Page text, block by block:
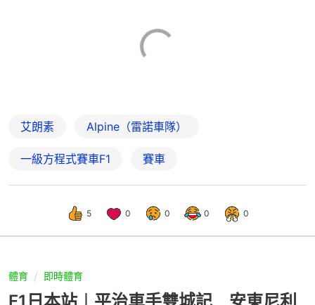
艾朗素 Alpine（雷諾車隊）
一級方程式賽車F1 賽車
5 0 0 0 0
體育 即時體育